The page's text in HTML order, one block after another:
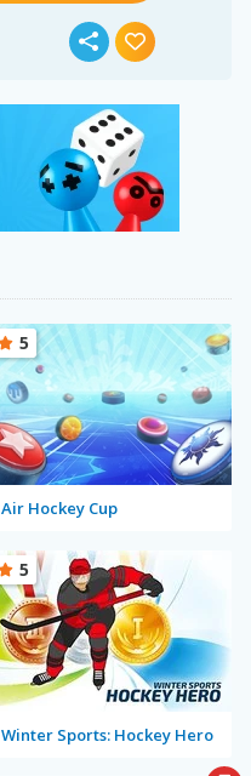
Air Hockey Cup
5
Winter Sports: Hockey Hero
5